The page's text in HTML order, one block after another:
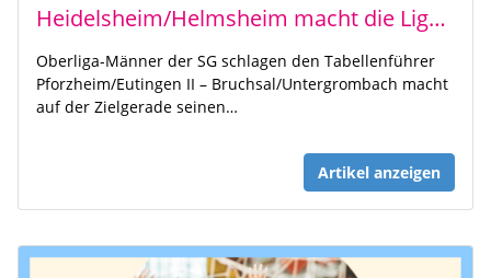
Heidelsheim/Helmsheim macht die Liga spannend
Oberliga-Männer der SG schlagen den Tabellenführer
Pforzheim/Eutingen II – Bruchsal/Untergrombach macht
auf der Zielgerade seinen…
Artikel anzeigen